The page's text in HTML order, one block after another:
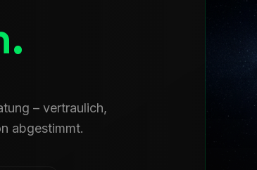
– vertraulich,
abgestimmt.